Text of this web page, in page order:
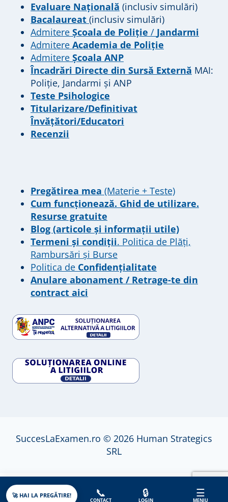
Evaluare Națională (inclusiv simulări)
Bacalaureat (inclusiv simulări)
Admitere Școala de Poliție / Jandarmi
Admitere Academia de Poliție
Admitere Școala ANP
Încadrări Directe din Sursă Externă MAI:
Poliție, Jandarmi și ANP
Teste Psihologice
Titularizare/Definitivat
Învățători/Educatori
Recenzii
Pregătirea mea (Materie + Teste)
Cum funcționează. Ghid de utilizare.
Resurse gratuite
Blog (articole și informații utile)
Termeni și condiții. Politica de Plăți,
Rambursări și Burse
Politica de Confidențialitate
Anulare abonament / Retrage-te din
contract aici
SuccesLaExamen.ro © 2026 Human Strategics
SRL
🚀 HAI LA PREGĂTIRE! 📞
CONTACT
🔒
LOGIN
☰
MENIU